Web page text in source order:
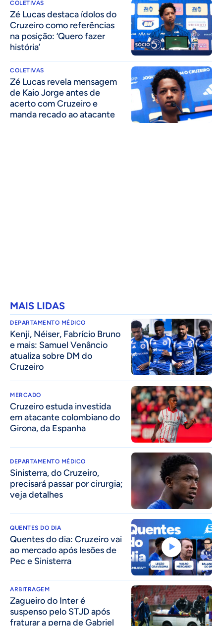
COLETIVAS
Zé Lucas destaca ídolos do
Cruzeiro como referências
na posição: ‘Quero fazer
história’
COLETIVAS
Zé Lucas revela mensagem
de Kaio Jorge antes de
acerto com Cruzeiro e
manda recado ao atacante
MAIS LIDAS
DEPARTAMENTO MÉDICO
Kenji, Néiser, Fabrício Bruno
e mais: Samuel Venâncio
atualiza sobre DM do
Cruzeiro
MERCADO
Cruzeiro estuda investida
em atacante colombiano do
Girona, da Espanha
DEPARTAMENTO MÉDICO
Sinisterra, do Cruzeiro,
precisará passar por cirurgia;
veja detalhes
QUENTES DO DIA
Quentes do dia: Cruzeiro vai
ao mercado após lesões de
Pec e Sinisterra
ARBITRAGEM
Zagueiro do Inter é
suspenso pelo STJD após
fraturar a perna de Gabriel